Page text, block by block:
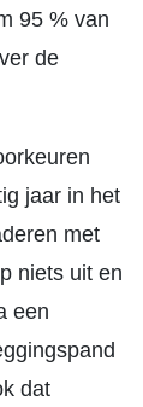
95 % van
de
jaar in het
met
niets uit en
een
dat